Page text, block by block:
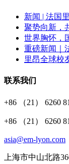
新闻 | 法国
聚势向新，
世界胸怀，
重磅新闻｜
里昂全球校
联系我们
+86 （21） 6260
+86 （21） 6260
asia@em-lyon.com
上海市中山北路